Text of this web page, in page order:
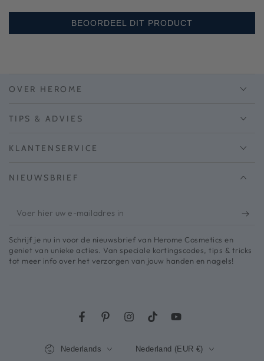
BEOORDEEL DIT PRODUCT
OVER HEROME
TIPS & ADVIES
KLANTENSERVICE
NIEUWSBRIEF
Voer
uw
e-
Schrijf je nu in voor de nieuwsbrief van Herome Cosmetics en
geniet van unieke acties. Van speciale kortingscodes, tips & tricks
tot meer info over het verzorgen van jouw handen en nagels!
FacebookPinterestInstagramTikTokYouTube
Nederlands Nederland (EUR €)